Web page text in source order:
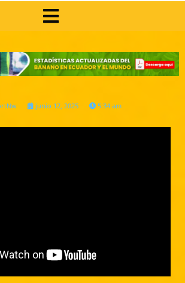
junio 12, 2025 5:34 am